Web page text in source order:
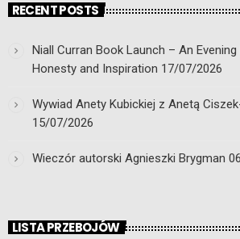
RECENT POSTS
Niall Curran Book Launch – An
Honesty and Inspiration 17/07/2026
Wywiad Anety Kubickiej z Anetą
15/07/2026
Wieczór autorski Agnieszki Brygman
LISTA PRZEBOJÓW